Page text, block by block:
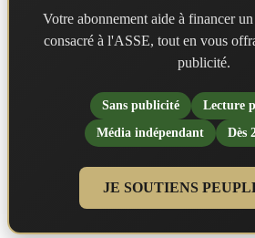
Votre abonnement aide à financer
consacré à l'ASSE, tout en vous
publicité.
Sans publicité
Lecture
Média indépendant
Dès
JE SOUTIENS